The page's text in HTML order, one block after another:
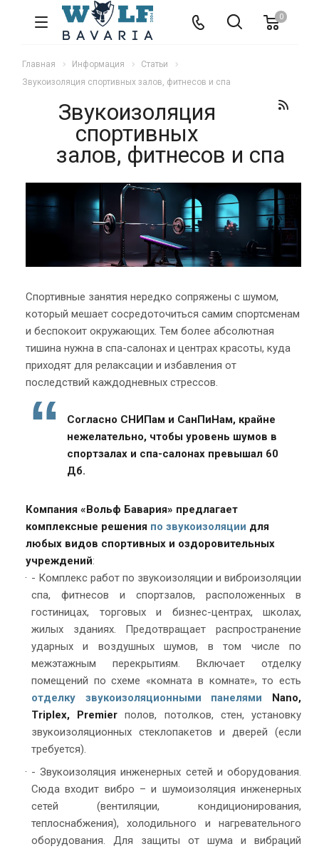
0
Главная Информация
Статьи
Звукоизоляция спортивных залов, фитнесов и спа
Звукоизоляция
спортивных
залов, фитнесов и спа
Спортивные занятия нередко сопряжены с шумом,
который мешает сосредоточиться самим спортсменам
и беспокоит окружающих. Тем более абсолютная
тишина нужна в спа-салонах и центрах красоты, куда
приходят для релаксации и избавления от
последствий каждодневных стрессов.
Согласно СНИПам и СанПиНам, крайне
нежелательно, чтобы уровень шумов в
спортзалах и спа-салонах превышал 60
Дб.
Компания «Вольф Бавария» предлагает
комплексные решения по звукоизоляции для
любых видов спортивных и оздоровительных
учреждений:
- Комплекс работ по звукоизоляции и виброизоляции
спа, фитнесов и спортзалов, расположенных в
гостиницах, торговых и бизнес-центрах, школах,
жилых зданиях.
Предотвращает распространение
ударных и воздушных шумов, в том числе по
межэтажным перекрытиям. Включает отделку
помещений по схеме «комната в комнате», то есть
отделку звукоизоляционными панелями Nano,
Triplex, Premier полов, потолков, стен, установку
звукоизоляционных стеклопакетов и дверей (если
требуется).
- Звукоизоляция инженерных сетей и оборудования.
Сюда входит вибро – и шумоизоляция инженерных
сетей (вентиляции, кондиционирования,
теплоснабжения), холодильного и нагревательного
оборудования. Для защиты от шума и вибраций